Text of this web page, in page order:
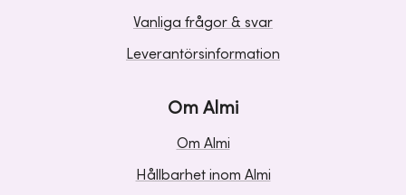
Vanliga frågor & svar
Leverantörsinformation
Om Almi
Om Almi
Hållbarhet inom Almi